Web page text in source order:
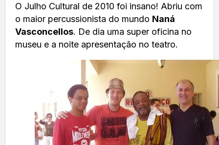
O Julho Cultural de 2010 foi insano! Abriu com
o maior percussionista do mundo Naná
Vasconcellos. De dia uma super oficina no
museu e a noite apresentação no teatro.